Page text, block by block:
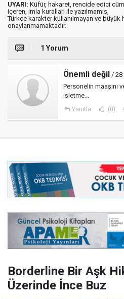
UYARI: Küfür, hakaret, rencide edici
içeren, imla kuralları ile yazılmamış,
Türkçe karakter kullanılmayan ve büyük
onaylanmamaktadır.
1 Yorum
Önemli değil / 28
Personelin maaşını
işletme...
Yanıtla (0)
Borderline Bir Aşk
Üzerinde İnce Buz